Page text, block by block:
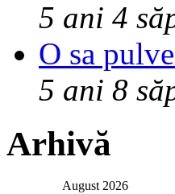
5 ani 4
O sa
5 ani 8
Arhivă
August 2026